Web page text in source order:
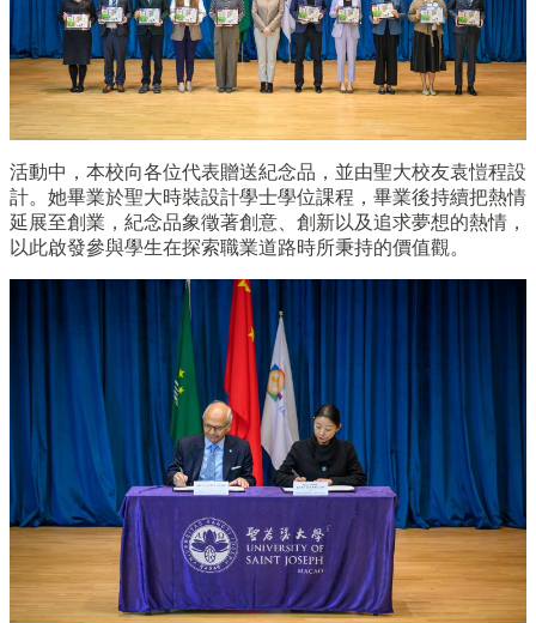
活動中，本校向各位代表贈送紀念品，並由聖大校友袁愷程設
計。她畢業於聖大時裝設計學士學位課程，畢業後持續把熱情
延展至創業，紀念品象徵著創意、創新以及追求夢想的熱情，
以此啟發參與學生在探索職業道路時所秉持的價值觀。